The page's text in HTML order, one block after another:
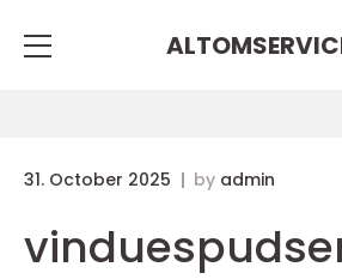
31. October 2025 by admin